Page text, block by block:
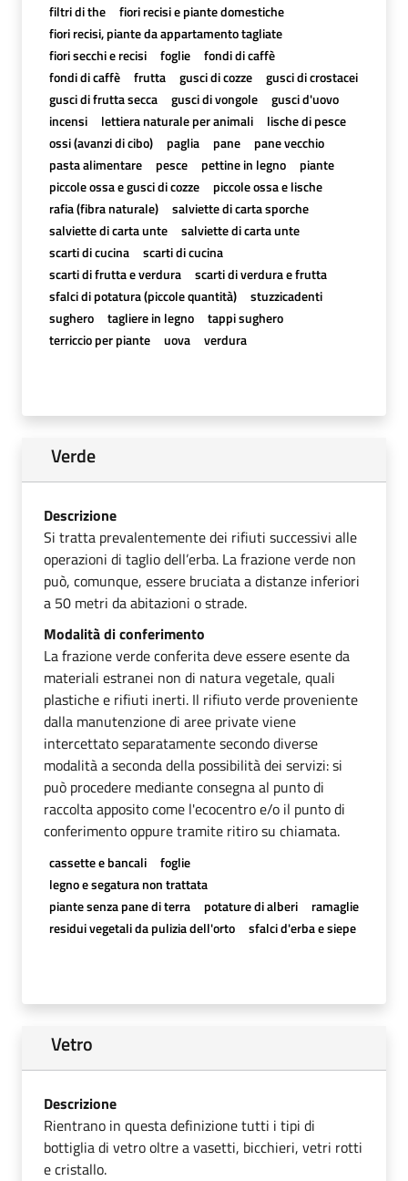
filtri di the
fiori recisi e piante domestiche
fiori recisi, piante da appartamento tagliate
fiori secchi e recisi
foglie
fondi di caffè
fondi di caffè
frutta gusci di cozze
gusci di crostacei
gusci di frutta secca
gusci di vongole
gusci d'uovo
incensi
lettiera naturale per animali
lische di pesce
ossi (avanzi di cibo)
paglia pane
pane vecchio
pasta alimentare
pesce pettine in legno
piante
piccole ossa e gusci di cozze
piccole ossa e lische
rafia (fibra naturale)
salviette di carta sporche
salviette di carta unte
salviette di carta unte
scarti di cucina
scarti di cucina
scarti di frutta e verdura
scarti di verdura e frutta
sfalci di potatura (piccole quantità)
stuzzicadenti
sughero
tagliere in legno
tappi sughero
terriccio per piante
uova verdura
Verde
Descrizione
Si tratta prevalentemente dei rifiuti successivi alle
operazioni di taglio dell’erba. La frazione verde non
può, comunque, essere bruciata a distanze inferiori
a 50 metri da abitazioni o strade.
Modalità di conferimento
La frazione verde conferita deve essere esente da
materiali estranei non di natura vegetale, quali
plastiche e rifiuti inerti. Il rifiuto verde proveniente
dalla manutenzione di aree private viene
intercettato separatamente secondo diverse
modalità a seconda della possibilità dei servizi: si
può procedere mediante consegna al punto di
raccolta apposito come l'ecocentro e/o il punto di
conferimento oppure tramite ritiro su chiamata.
cassette e bancali
foglie
legno e segatura non trattata
piante senza pane di terra
potature di alberi
ramaglie
residui vegetali da pulizia dell'orto
sfalci d'erba e siepe
Vetro
Descrizione
Rientrano in questa definizione tutti i tipi di
bottiglia di vetro oltre a vasetti, bicchieri, vetri rotti
e cristallo.